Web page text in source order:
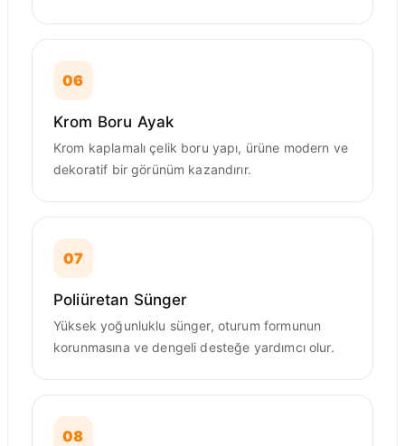
06
Krom Boru Ayak
Krom kaplamalı çelik boru yapı, ürüne modern ve
dekoratif bir görünüm kazandırır.
07
Poliüretan Sünger
Yüksek yoğunluklu sünger, oturum formunun
korunmasına ve dengeli desteğe yardımcı olur.
08